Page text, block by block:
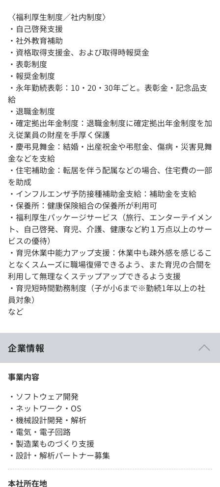
〈福利厚生制度／社内制度〉
・自己啓発支援
・社外教育補助
・資格取得支援金、および取得時報奨金
・表彰制度
・報奨金制度
・永年勤続表彰：10・20・30年ごと。表彰金・記念品支
給
・退職金制度
・確定拠出年金制度：退職金制度に確定拠出年金制度を加
え従業員の財産を手厚く保護
・慶弔見舞金：結婚・出産祝金や弔慰金、傷病・災害見舞
金などを支給
・住宅補助金：転居を伴う配属などの場合、住宅費の一部
を助成
・インフルエンザ予防接種補助金支給：補助金を支給
・保養所：健康保険組合の保養所が利用可
・福利厚生パッケージサービス（旅行、エンターテイメン
ト、自己啓発、育児、介護、健康など約１万点以上のサー
ビスの優待）
・育児休業中能力アップ支援：休業中も疎外感を感じるこ
となくスムーズに職場復帰できるよう、また育児の合間を
利用して無理なくステップアップできるよう支援
・育児短時間勤務制度（子が小6まで※勤続1年以上の社
員対象）
など
企業情報
事業内容
・ソフトウェア開発
・ネットワーク・OS
・機械設計開発・解析
・電気・電子回路
・製造業ものづくり支援
・設計・解析パートナー募集
本社所在地